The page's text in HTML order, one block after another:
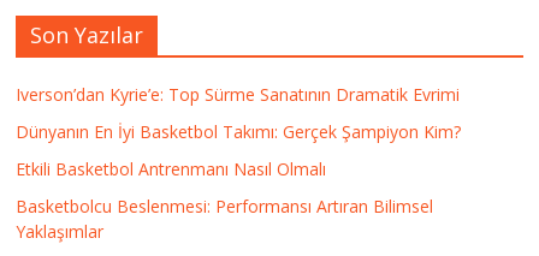
Son Yazılar
Iverson’dan Kyrie’e: Top Sürme Sanatının Dramatik Evrimi
Dünyanın En İyi Basketbol Takımı: Gerçek Şampiyon Kim?
Etkili Basketbol Antrenmanı Nasıl Olmalı
Basketbolcu Beslenmesi: Performansı Artıran Bilimsel
Yaklaşımlar